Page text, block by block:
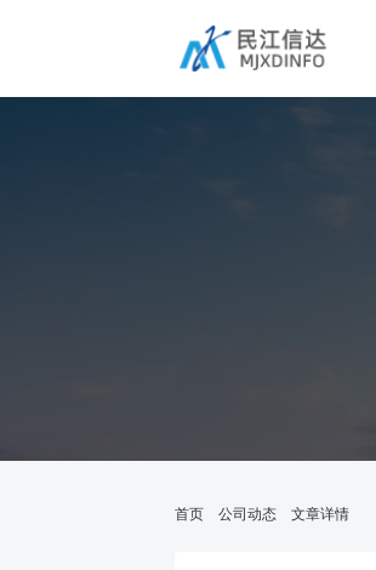
首页 公司动态 文章详情